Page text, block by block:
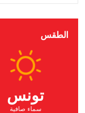
الطقس
تونس
سماء صافية